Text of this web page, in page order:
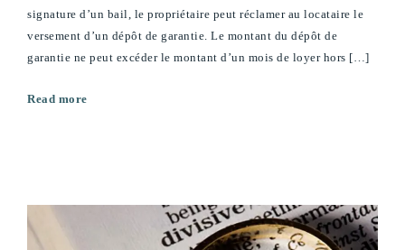
signature d’un bail, le propriétaire peut réclamer au locataire le
versement d’un dépôt de garantie. Le montant du dépôt de
garantie ne peut excéder le montant d’un mois de loyer hors […]
Read more